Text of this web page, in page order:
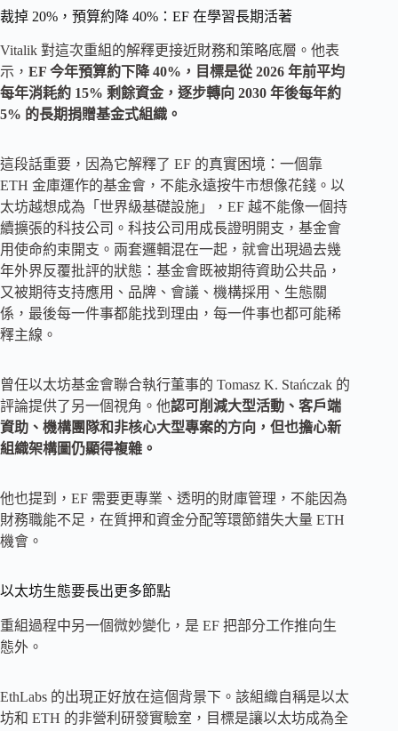
裁掉 20%，預算約降 40%：EF 在學習長期活著
Vitalik 對這次重組的解釋更接近財務和策略底層。他表
示， EF 今年預算約下降 40%，目標是從 2026 年前平均
每年消耗約 15% 剩餘資金，逐步轉向 2030 年後每年約
5% 的長期捐贈基金式組織。
這段話重要，因為它解釋了 EF 的真實困境：一個靠
ETH 金庫運作的基金會，不能永遠按牛市想像花錢。以
太坊越想成為「世界級基礎設施」，EF 越不能像一個持
續擴張的科技公司。科技公司用成長證明開支，基金會
用使命約束開支。兩套邏輯混在一起，就會出現過去幾
年外界反覆批評的狀態：基金會既被期待資助公共品，
又被期待支持應用、品牌、會議、機構採用、生態關
係，最後每一件事都能找到理由，每一件事也都可能稀
釋主線。
曾任以太坊基金會聯合執行董事的 Tomasz K. Stańczak 的
評論提供了另一個視角。他認可削減大型活動、客戶端
資助、機構團隊和非核心大型專案的方向，但也擔心新
組織架構圖仍顯得複雜。
他也提到，EF 需要更專業、透明的財庫管理，不能因為
財務職能不足，在質押和資金分配等環節錯失大量 ETH
機會。
以太坊生態要長出更多節點
重組過程中另一個微妙變化，是 EF 把部分工作推向生
態外。
EthLabs 的出現正好放在這個背景下。該組織自稱是以太
坊和 ETH 的非營利研發實驗室，目標是讓以太坊成為全